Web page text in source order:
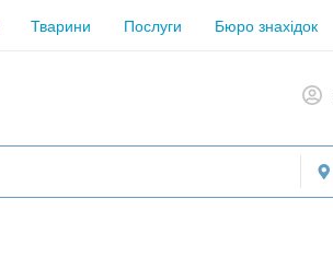
Тварини Послуги Бюро знахідок